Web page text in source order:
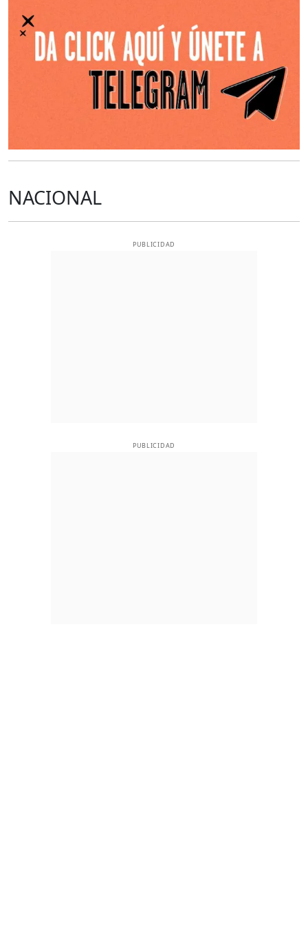
NACIONAL
PUBLICIDAD
PUBLICIDAD